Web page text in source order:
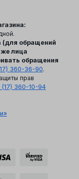
(для обращений
лица
обращения
360-36-90.
прав
360-10-94